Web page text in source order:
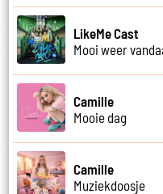
LikeMe Cast
Mooi weer
Camille
Mooie dag
Camille
Muziekdoosje